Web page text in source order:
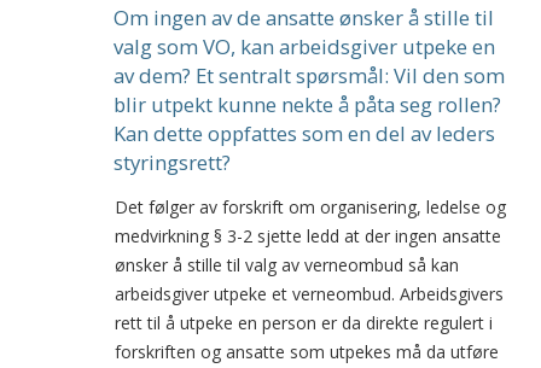
Om ingen av de ansatte ønsker å stille til
valg som VO, kan arbeidsgiver utpeke en
av dem? Et sentralt spørsmål: Vil den som
blir utpekt kunne nekte å påta seg rollen?
Kan dette oppfattes som en del av leders
styringsrett?
Det følger av forskrift om organisering, ledelse og
medvirkning § 3-2 sjette ledd at der ingen ansatte
ønsker å stille til valg av verneombud så kan
arbeidsgiver utpeke et verneombud. Arbeidsgivers
rett til å utpeke en person er da direkte regulert i
forskriften og ansatte som utpekes må da utføre